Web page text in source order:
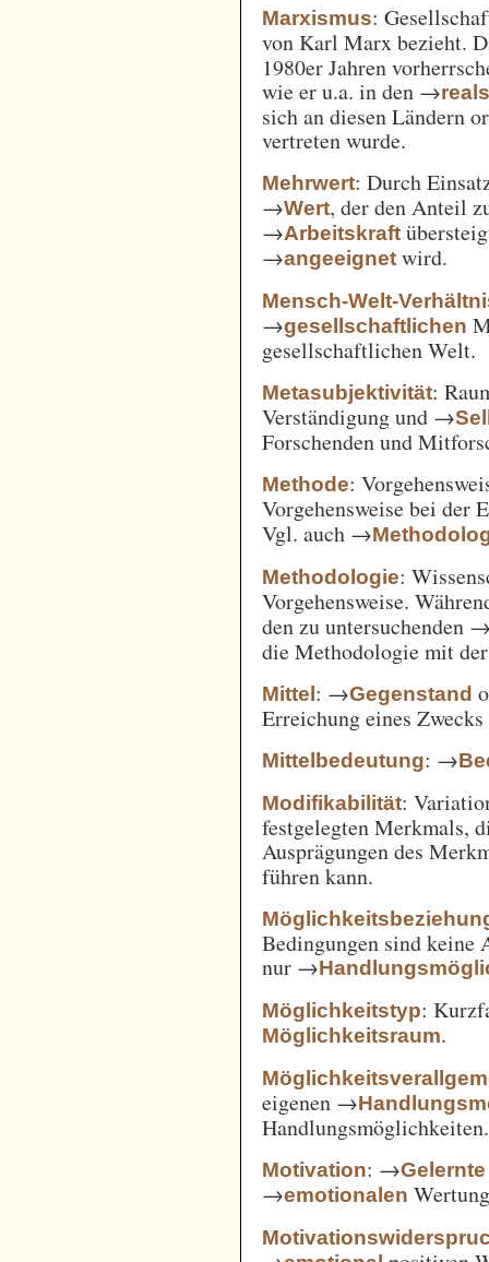
Marxismus:
von Karl Marx bezieht.
1980er Jahren
wie er u.a. in den →
sich an diesen Ländern
vertreten wurde.
Mehrwert: Durch
→Wert, der den Anteil
→Arbeitskraft
→angeeignet wird.
Mensch-Welt-
→gesellschaftlichen
gesellschaftlichen Welt.
Metasubjektivität:
Verständigung und →
Forschenden und
Methode:
Vorgehensweise bei der
Vgl. auch →
Methodologie:
Vorgehensweise.
den zu untersuchenden
die Methodologie mit
Mittel: →Gegenstand
Erreichung eines
Mittelbedeutung: →
Modifikabilität:
festgelegten Merkmals,
Ausprägungen des
führen kann.
Bedingungen sind keine
nur →
Möglichkeitstyp:
Möglichkeitsraum.
eigenen →
Handlungsmöglichkeiten.
Motivation: →Gelernte
→emotionalen